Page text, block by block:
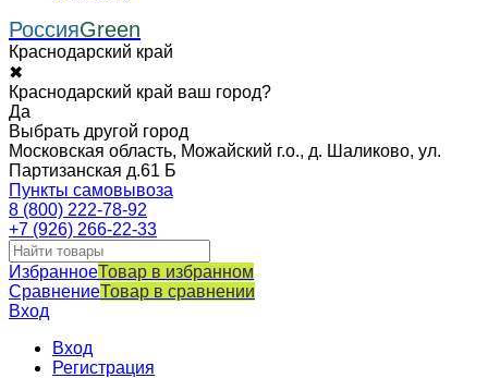
РоссияGreen
Краснодарский край
✖
Краснодарский край ваш город?
Да
Выбрать другой город
Московская область, Можайский г.о., д. Шаликово, ул.
Партизанская д.61 Б
Пункты самовывоза
8 (800) 222-78-92
+7 (926) 266-22-33
ИзбранноеТовар в избранном
СравнениеТовар в сравнении
Вход
Вход
Регистрация